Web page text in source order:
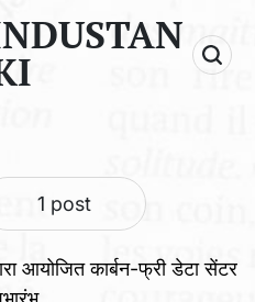
1 post